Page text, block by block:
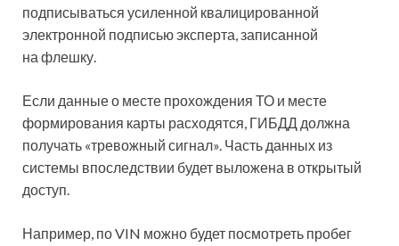
подписываться усиленной квалицированной
электронной подписью эксперта, записанной
на флешку.
Если данные о месте прохождения ТО и месте
формирования карты расходятся, ГИБДД должна
получать «тревожный сигнал». Часть данных из
системы впоследствии будет выложена в открытый
доступ.
Например, по VIN можно будет посмотреть пробег